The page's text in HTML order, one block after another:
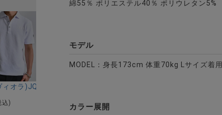
ャツ/全3色
ィオラ)JQPRINTポロシャツ/全2色
込)
綿55％ ポリエステル40％ ポリウレタン5%
モデル
MODEL：身長173cm 体重70kg Lサイズ着用
カラー展開